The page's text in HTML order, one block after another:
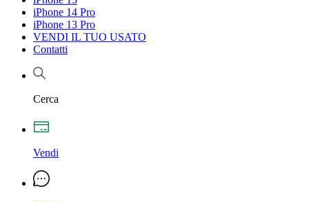
iPhone 14 Pro
iPhone 13 Pro
VENDI IL TUO USATO
Contatti
Cerca
Vendi